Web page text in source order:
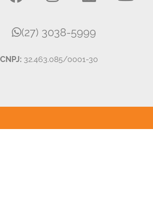
(27) 3038-5999
CNPJ: 32.463.085/0001-30